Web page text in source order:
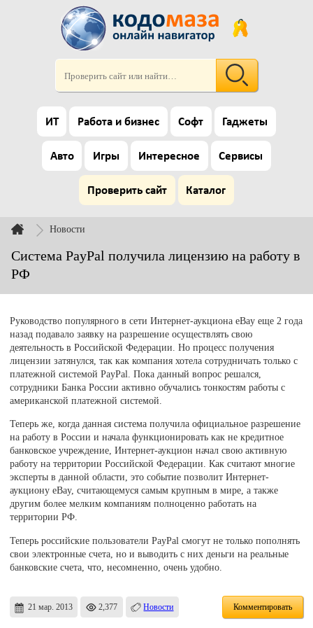
ИТ Работа и бизнес Софт Гаджеты
Авто Игры Интересное Сервисы
Проверить сайт Каталог
Новости
Система PayPal получила лицензию на работу в
РФ
Руководство популярного в сети Интернет-аукциона eBay еще 2 года
назад подавало заявку на разрешение осуществлять свою
деятельность в Российской Федерации. Но процесс получения
лицензии затянулся, так как компания хотела сотрудничать только с
платежной системой PayPal. Пока данный вопрос решался,
сотрудники Банка России активно обучались тонкостям работы с
американской платежной системой.
Теперь же, когда данная система получила официальное разрешение
на работу в России и начала функционировать как не кредитное
банковское учреждение, Интернет-аукцион начал свою активную
работу на территории Российской Федерации. Как считают многие
эксперты в данной области, это событие позволит Интернет-
аукциону eBay, считающемуся самым крупным в мире, а также
другим более мелким компаниям полноценно работать на
территории РФ.
Теперь российские пользователи PayPal смогут не только пополнять
свои электронные счета, но и выводить с них деньги на реальные
банковские счета, что, несомненно, очень удобно.
21 мар. 2013 2,377 Новости Комментировать